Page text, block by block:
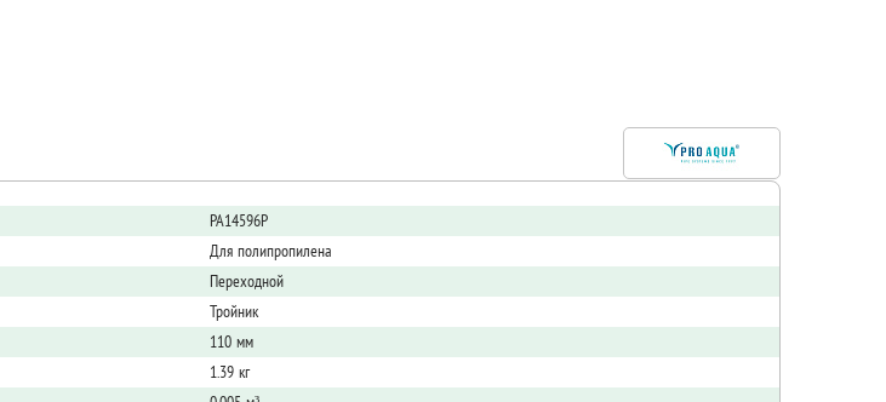
PA14596P
Для полипропилена
Переходной
Тройник
110 мм
1.39 кг